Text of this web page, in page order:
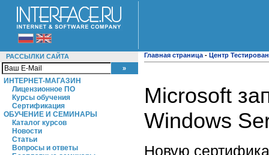
РАССЫЛКИ САЙТА
ИНТЕРНЕТ-МАГАЗИН
Лицензионное ПО
Курсы обучения
Сертификация
ОБУЧЕНИЕ И СЕМИНАРЫ
Каталог курсов
Новости
Статьи
Вопросы и ответы
Главная страница - Центр
Microsoft
Windows
Новую